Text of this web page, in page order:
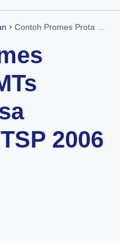
Contoh Promes Prota SMP MTs Mapel Bahasa Indonesia KTSP 2006
2006